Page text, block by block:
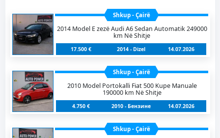
Shkup - Çairë
2014 Model E zezë Audi A6 Sedan Automatik 249000
km Në Shitje
17.500 € 2014 - Dizel 14.07.2026
Shkup - Çairë
2010 Model Portokalli Fiat 500 Kupe Manuale
190000 km Në Shitje
4.750 € 2010 - Бензинe 14.07.2026
Shkup - Çairë